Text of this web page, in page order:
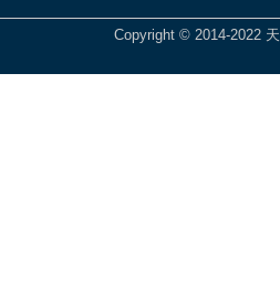
Copyright © 2014-2022